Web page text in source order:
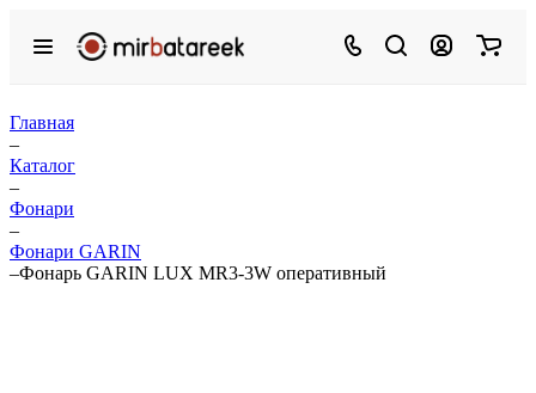
Главная
–
Каталог
–
Фонари
–
Фонари GARIN
–Фонарь GARIN LUX MR3-3W оперативный